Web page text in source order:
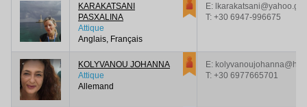
KARAKATSANI
PASXALINA
Attique
Anglais, Français
E: lkarakatsani@yahoo.gr
T: +30 6947-996675
KOLYVANOU JOHANNA
Attique
Allemand
E:
T: +30 6977665701